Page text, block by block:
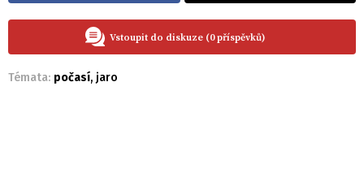
Vstoupit do diskuze (0 příspěvků)
Témata: počasí, jaro